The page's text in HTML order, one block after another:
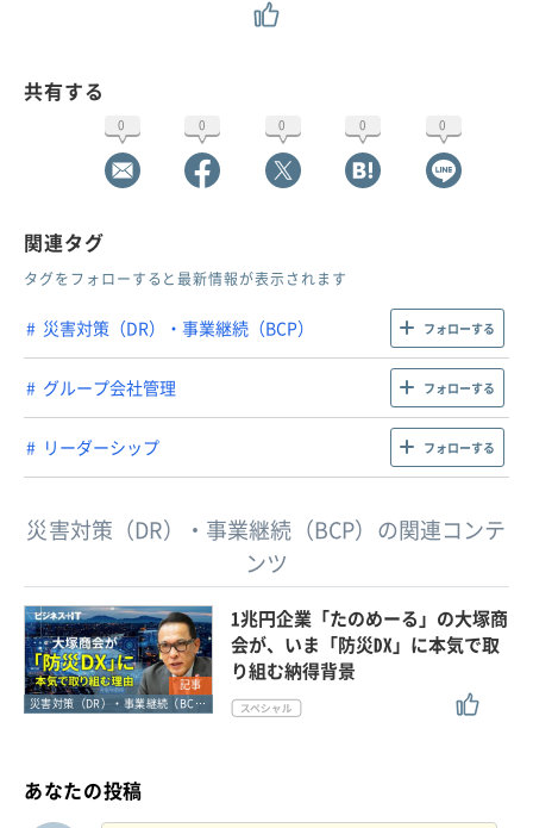
共有する
0 0 0 0 0
関連タグ
タグをフォローすると最新情報が表示されます
災害対策（DR）・事業継続（BCP） フォローする
グループ会社管理 フォローする
リーダーシップ フォローする
災害対策（DR）・事業継続（BCP）の関連コンテ
ンツ
記事
災害対策（DR）・事業継続（BCP）
1兆円企業「たのめーる」の大塚商
会が、いま「防災DX」に本気で取
り組む納得背景
あなたの投稿